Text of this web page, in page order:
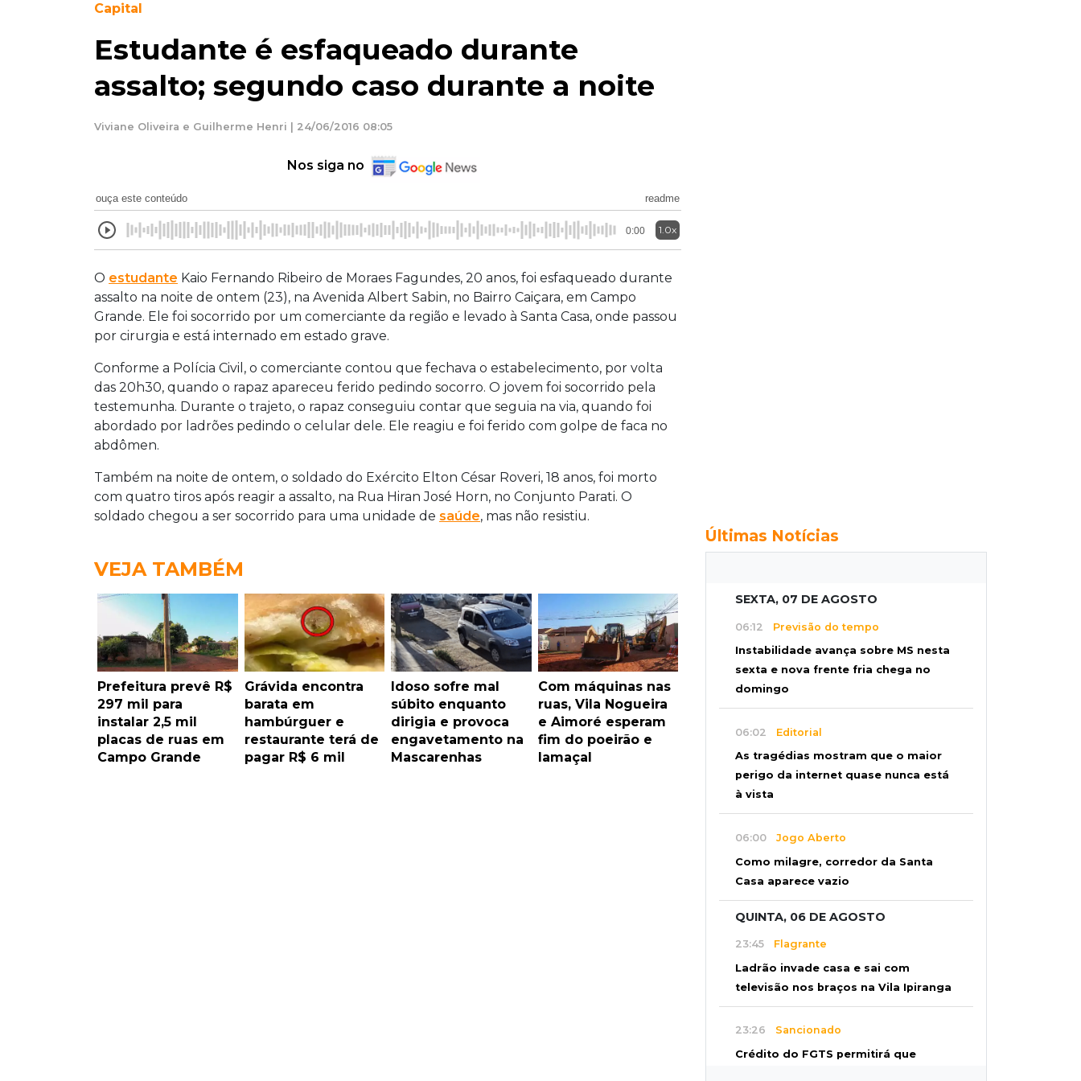
Capital
Estudante é esfaqueado durante
assalto; segundo caso durante a noite
Viviane Oliveira e Guilherme Henri | 24/06/2016 08:05
Nos siga no
ouça este conteúdo readme
0:00 1.0x
O estudante Kaio Fernando Ribeiro de Moraes Fagundes, 20 anos, foi esfaqueado durante
assalto na noite de ontem (23), na Avenida Albert Sabin, no Bairro Caiçara, em Campo
Grande. Ele foi socorrido por um comerciante da região e levado à Santa Casa, onde passou
por cirurgia e está internado em estado grave.
Conforme a Polícia Civil, o comerciante contou que fechava o estabelecimento, por volta
das 20h30, quando o rapaz apareceu ferido pedindo socorro. O jovem foi socorrido pela
testemunha. Durante o trajeto, o rapaz conseguiu contar que seguia na via, quando foi
abordado por ladrões pedindo o celular dele. Ele reagiu e foi ferido com golpe de faca no
abdômen.
Também na noite de ontem, o soldado do Exército Elton César Roveri, 18 anos, foi morto
com quatro tiros após reagir a assalto, na Rua Hiran José Horn, no Conjunto Parati. O
soldado chegou a ser socorrido para uma unidade de saúde, mas não resistiu.
VEJA TAMBÉM
Prefeitura prevê R$
297 mil para
instalar 2,5 mil
placas de ruas em
Campo Grande
Grávida encontra
barata em
hambúrguer e
restaurante terá de
pagar R$ 6 mil
Idoso sofre mal
súbito enquanto
dirigia e provoca
engavetamento na
Mascarenhas
Com máquinas nas
ruas, Vila Nogueira
e Aimoré esperam
fim do poeirão e
lamaçal
Últimas Notícias
SEXTA, 07 DE AGOSTO
06:12 Previsão do tempo
Instabilidade avança sobre MS nesta
sexta e nova frente fria chega no
domingo
06:02 Editorial
As tragédias mostram que o maior
perigo da internet quase nunca está
à vista
06:00 Jogo Aberto
Como milagre, corredor da Santa
Casa aparece vazio
QUINTA, 06 DE AGOSTO
23:45 Flagrante
Ladrão invade casa e sai com
televisão nos braços na Vila Ipiranga
23:26 Sancionado
Crédito do FGTS permitirá que